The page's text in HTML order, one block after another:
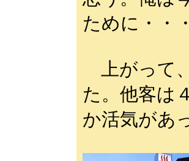
ために・・
上がって
た。他客は
か活気があ